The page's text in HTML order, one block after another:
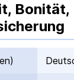
Bonität,